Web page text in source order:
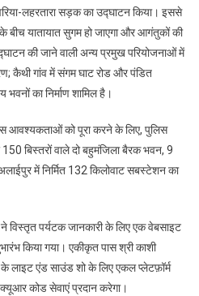
लहरतारा सड़क का उद्घाटन किया। इससे
बीच यातायात सुगम हो जाएगा और आगंतुकों की
की जाने वाली अन्य प्रमुख परियोजनाओं में
कैथी गांव में संगम घाट रोड और पंडित
का निर्माण शामिल है।
आवश्यकताओं को पूरा करने के लिए, पुलिस
बिस्तरों वाले दो बहुमंजिला बैरक भवन, 9
में निर्मित 132 किलोवाट सबस्टेशन का
ने विस्तृत पर्यटक जानकारी के लिए एक वेबसाइट
किया गया। एकीकृत पास श्री काशी
लाइट एंड साउंड शो के लिए एकल प्लेटफ़ॉर्म
कोड सेवाएं प्रदान करेगा।